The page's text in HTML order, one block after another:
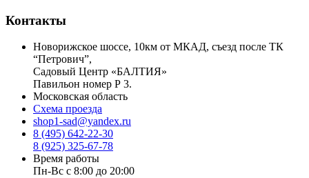
Контакты
Новорижское шоссе, 10км от МКАД, съезд после ТК
“Петрович”,
Садовый Центр «БАЛТИЯ»
Павильон номер Р 3.
Московская область
Схема проезда
shop1-sad@yandex.ru
8 (495) 642-22-30
8 (925) 325-67-78
Время работы
Пн-Вс с 8:00 до 20:00